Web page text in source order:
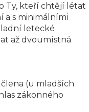
Ty, kteří chtějí létat
a s minimálními
letecké
až dvoumístná
(u mladších
zákonného